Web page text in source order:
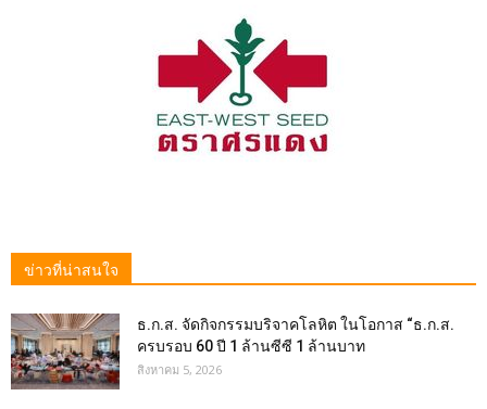
ข่าวที่น่าสนใจ
ธ.ก.ส. จัดกิจกรรมบริจาคโลหิต ในโอกาส “ธ.ก.ส.
ครบรอบ 60 ปี 1 ล้านซีซี 1 ล้านบาท
สิงหาคม 5, 2026